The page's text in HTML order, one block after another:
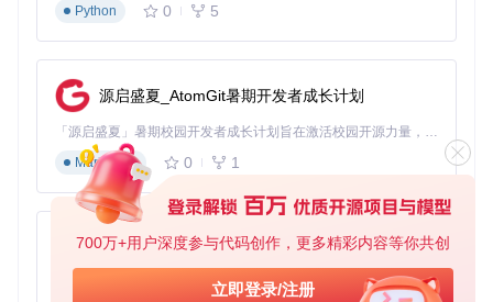
700万+用户深度参与代码创作，更多精彩内容等你共创
立即登录/注册
    Readln;
end
场景二：多数据库支持实现
mORMot2的ORM模块支持多种数据库系统，以下示例展示如
何在不同数据库之间无缝切换：
  SqliteModel: TOrmModel;
Python
0 5
源启盛夏_AtomGit暑期开发者成长计划
「源启盛夏」暑期校园开发者成长计划旨在激活校园开源力量，通过积分激励、认证扶持、资源倾斜等形式，引导高校组织和开发者完成「入驻 — 建项目 — 做贡献 — 获认证 — 得资源」的完整闭环。无论你是想带领社团入驻平台的组织者，还是希望用代码贡献证明自己的开发者，都能在这里找到属于你的成长路径。
Markdown
0 1
py-xiaozhi
基于Python的Xiaozhi AI，适用于想要完整Xiaozhi体验而无需拥有专用硬件的用户。